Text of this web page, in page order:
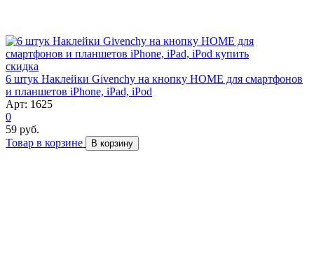
скидка
6 штук Наклейки Givenchy на кнопку HOME для смартфонов
и планшетов iPhone, iPad, iPod
Арт: 1625
0
59 руб.
Товар в корзине
В корзину